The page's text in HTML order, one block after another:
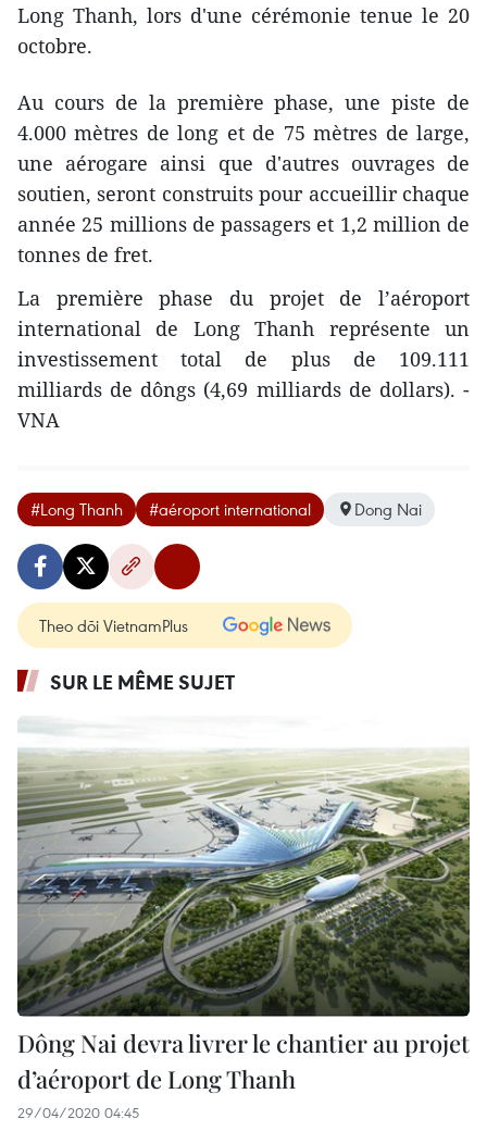
Long Thanh, lors d'une cérémonie tenue le 20
octobre.
Au cours de la première phase, une piste de
4.000 mètres de long et de 75 mètres de large,
une aérogare ainsi que d'autres ouvrages de
soutien, seront construits pour accueillir chaque
année 25 millions de passagers et 1,2 million de
tonnes de fret.
La première phase du projet de l’aéroport
international de Long Thanh représente un
investissement total de plus de 109.111
milliards de dôngs (4,69 milliards de dollars). -
VNA
#Long Thanh #aéroport international Dong Nai
Theo dõi VietnamPlus
SUR LE MÊME SUJET
Dông Nai devra livrer le chantier au projet
d’aéroport de Long Thanh
29/04/2020 04:45